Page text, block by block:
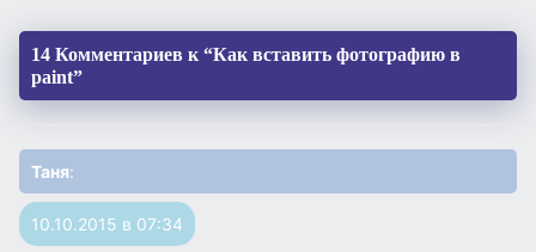
14 Комментариев к “Как вставить фотографию в
paint”
Таня:
10.10.2015 в 07:34